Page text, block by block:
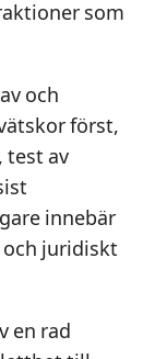
som
och
först,
test av
innebär
juridiskt
en rad